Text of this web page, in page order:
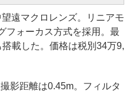
遠マクロレンズ。リニアモ
フォーカス方式を採用。最
載した。価格は税別34万9,
影距離は0.45m。フィルタ